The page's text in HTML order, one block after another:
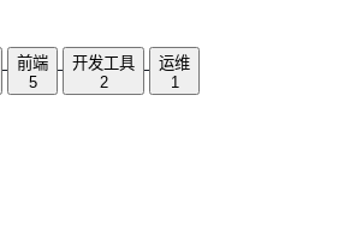
前端
5
开发工具
2
运维
1